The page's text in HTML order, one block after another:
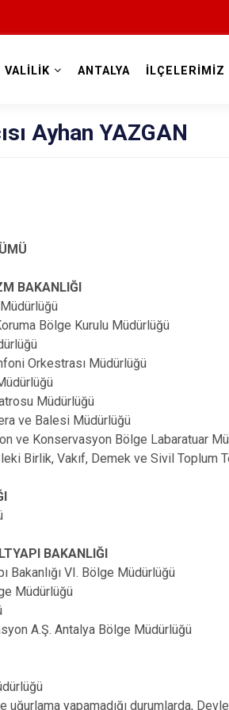
VALİLİK ANTALYA İLÇELERİMİZ
Ayhan YAZGAN
BAKANLIĞI
Bölge Kurulu Müdürlüğü
Orkestrası Müdürlüğü
Müdürlüğü
ve Balesi Müdürlüğü
ve Konservasyon Bölge Labaratuar
Birlik, Vakıf, Demek ve Sivil Toplum
BAKANLIĞI
Bakanlığı VI. Bölge Müdürlüğü
Müdürlüğü
A.Ş. Antalya Bölge Müdürlüğü
yapamadığı durumlarda,